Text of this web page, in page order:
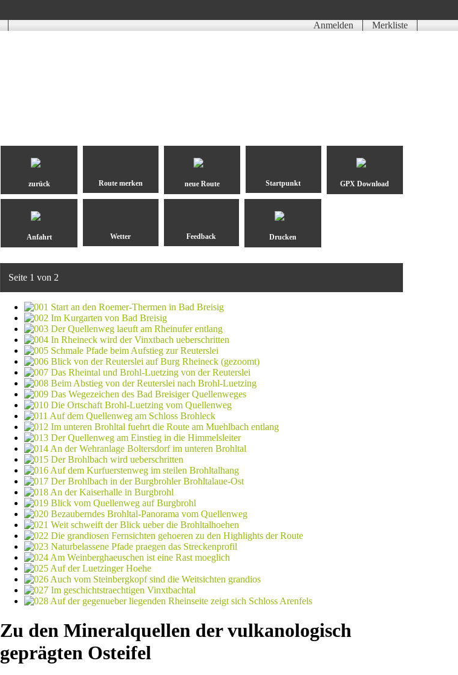
Anmelden Merkliste
zurück neue Route GPX Download
Anfahrt Drucken
Seite 1 von 2
Zu den Mineralquellen der vulkanologisch
geprägten Osteifel